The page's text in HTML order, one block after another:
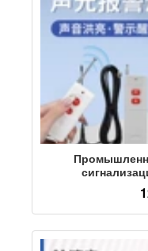
беспроводная
управлением
звуковая и